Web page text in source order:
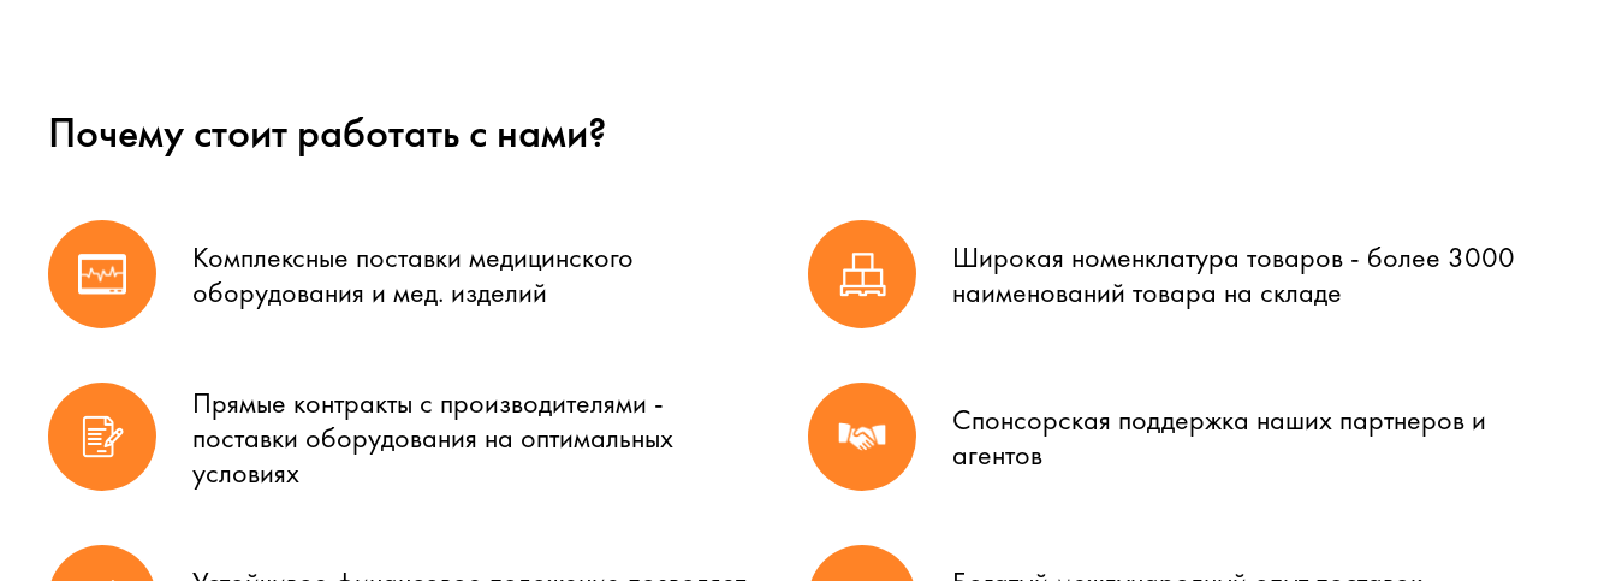
Почему стоит работать с нами?
Комплексные поставки медицинского
оборудования и мед. изделий
Прямые контракты с производителями -
поставки оборудования на оптимальных
условиях
Широкая номенклатура товаров - более 3000
наименований товара на складе
Спонсорская поддержка наших партнеров и
агентов